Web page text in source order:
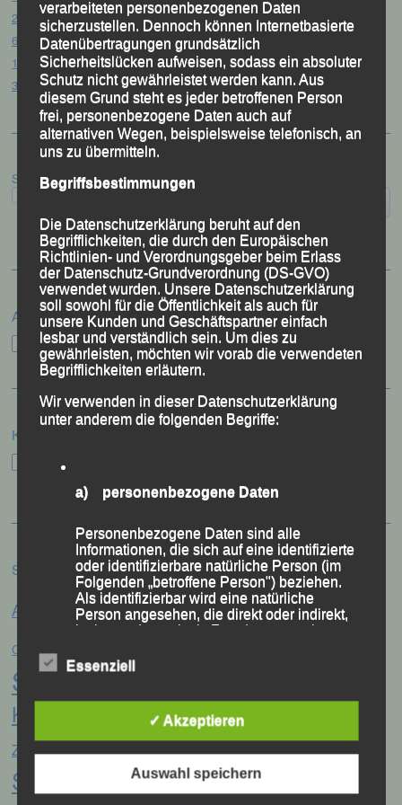
20. Goldener Steig-Lauf – Stozec/Tusset, 01.08.2026
61. Bergsportfest – Ortenburg, 26.07.2026
12. Loser Berglauf – Altaussee/Österreich, 25.07.2026
32. Sommerbiathlon – Passau, 18.07.2026
Suchen
Archiv
Archiv
Kategorien
Kategorien
Schlagwörter
Alex SellnerAnna Drexler Anne Schregle Arnstorf
Centa Hollweck
SchultzFrank Schneider
Keifenheim
Georg Eibl Gerhard Bauer
Zahn Jahreshauptversammlung Jana VogelJonas
Storch
Jonathan Schubert
verarbeiteten personenbezogenen Daten
sicherzustellen. Dennoch können Internetbasierte
Datenübertragungen grundsätzlich
Sicherheitslücken aufweisen, sodass ein absoluter
Schutz nicht gewährleistet werden kann. Aus
diesem Grund steht es jeder betroffenen Person
frei, personenbezogene Daten auch auf
alternativen Wegen, beispielsweise telefonisch, an
uns zu übermitteln.
Begriffsbestimmungen
Die Datenschutzerklärung beruht auf den
Begrifflichkeiten, die durch den Europäischen
Richtlinien- und Verordnungsgeber beim Erlass
der Datenschutz-Grundverordnung (DS-GVO)
verwendet wurden. Unsere Datenschutzerklärung
soll sowohl für die Öffentlichkeit als auch für
unsere Kunden und Geschäftspartner einfach
lesbar und verständlich sein. Um dies zu
gewährleisten, möchten wir vorab die verwendeten
Begrifflichkeiten erläutern.
Wir verwenden in dieser Datenschutzerklärung
unter anderem die folgenden Begriffe:
a) personenbezogene Daten
Personenbezogene Daten sind alle
Informationen, die sich auf eine identifizierte
oder identifizierbare natürliche Person (im
Folgenden „betroffene Person") beziehen.
Als identifizierbar wird eine natürliche
Person angesehen, die direkt oder indirekt,
insbesondere mittels Zuordnung zu einer
Kennnummer, zu Standortdaten, zu einer
Ausdruck der physischen, physiologischen,
genetischen, psychischen, wirtschaftlichen,
kulturellen oder sozialen Identität dieser
natürlichen Person sind, identifiziert werden
Essenziell
✓ Akzeptieren
Auswahl speichern